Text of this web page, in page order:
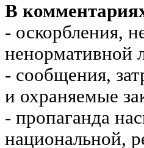
В
- оскорбления,
ненормативной
- сообщения,
и охраняемые
- пропаганда
национальной,